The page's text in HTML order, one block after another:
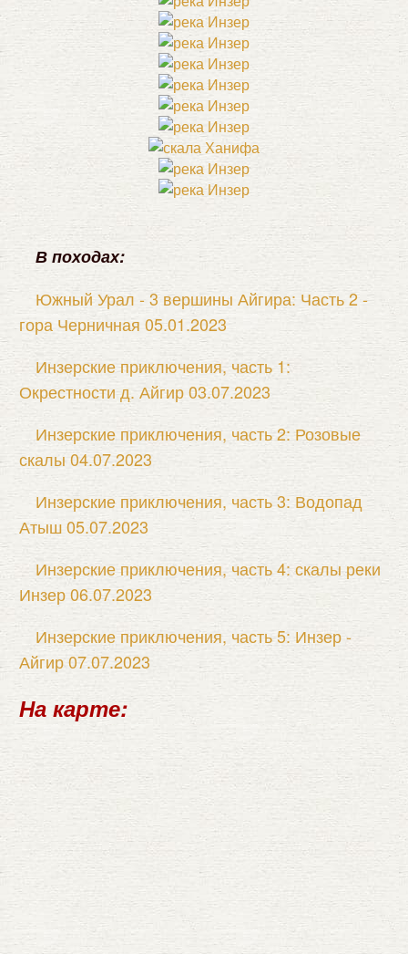
В походах:
Южный Урал - 3 вершины Айгира: Часть 2 -
гора Черничная 05.01.2023
Инзерские приключения, часть 1:
Окрестности д. Айгир 03.07.2023
Инзерские приключения, часть 2: Розовые
скалы 04.07.2023
Инзерские приключения, часть 3: Водопад
Атыш 05.07.2023
Инзерские приключения, часть 4: скалы реки
Инзер 06.07.2023
Инзерские приключения, часть 5: Инзер -
Айгир 07.07.2023
На карте: